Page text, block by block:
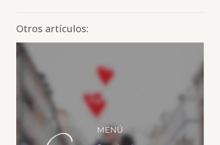
Otros artículos: